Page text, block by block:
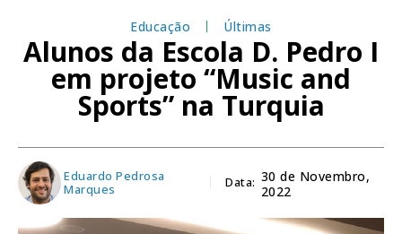
Educação Últimas
Alunos da Escola D. Pedro I
em projeto “Music and
Sports” na Turquia
Eduardo Pedrosa
Marques
Data: 30 de Novembro,
2022